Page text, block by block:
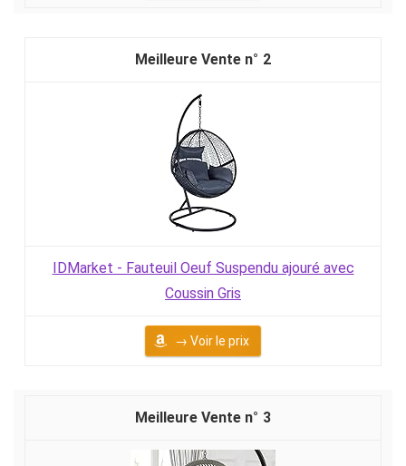
2
IDMarket - Fauteuil Oeuf Suspendu ajouré avec
Coussin Gris
→ Voir le prix
3